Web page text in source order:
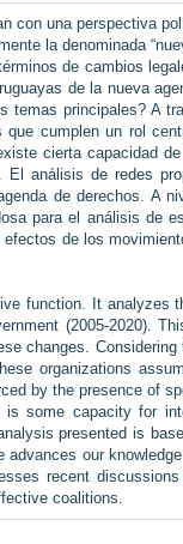
con una perspectiva
la denominada
de cambios
de la nueva
temas principales? A
cumplen un rol
cierta capacidad
análisis de redes
de derechos. A
para el análisis de
de los
function. It analyzes
(2005-2020).
changes. Considering
organizations
by the presence of
some capacity for
presented is
our
recent
coalitions.